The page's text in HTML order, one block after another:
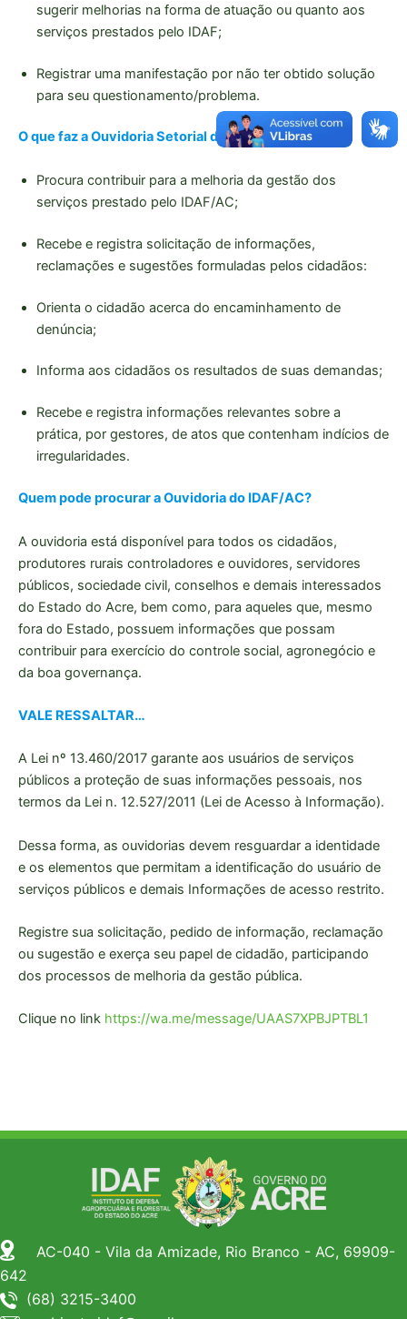
sugerir melhorias na forma de atuação ou quanto aos
serviços prestados pelo IDAF;
Registrar uma manifestação por não ter obtido solução
para seu questionamento/problema.
O que faz a Ouvidoria Setorial do IDAF/AC?
Procura contribuir para a melhoria da gestão dos
serviços prestado pelo IDAF/AC;
Recebe e registra solicitação de informações,
reclamações e sugestões formuladas pelos cidadãos:
Orienta o cidadão acerca do encaminhamento de
denúncia;
Informa aos cidadãos os resultados de suas demandas;
Recebe e registra informações relevantes sobre a
prática, por gestores, de atos que contenham indícios de
irregularidades.
Quem pode procurar a Ouvidoria do IDAF/AC?
A ouvidoria está disponível para todos os cidadãos,
produtores rurais controladores e ouvidores, servidores
públicos, sociedade civil, conselhos e demais interessados
do Estado do Acre, bem como, para aqueles que, mesmo
fora do Estado, possuem informações que possam
contribuir para exercício do controle social, agronegócio e
da boa governança.
VALE RESSALTAR…
A Lei nº 13.460/2017 garante aos usuários de serviços
públicos a proteção de suas informações pessoais, nos
termos da Lei n. 12.527/2011 (Lei de Acesso à Informação).
Dessa forma, as ouvidorias devem resguardar a identidade
e os elementos que permitam a identificação do usuário de
serviços públicos e demais Informações de acesso restrito.
Registre sua solicitação, pedido de informação, reclamação
ou sugestão e exerça seu papel de cidadão, participando
dos processos de melhoria da gestão pública.
Clique no link https://wa.me/message/UAAS7XPBJPTBL1
AC-040 - Vila da Amizade, Rio Branco - AC, 69909-
642
(68) 3215-3400